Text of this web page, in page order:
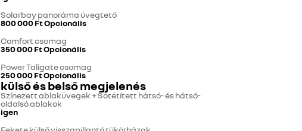
Solarbay panoráma üvegtető
800 000 FtOpcionális
Comfort csomag
350 000 FtOpcionális
Power Taligate csomag
250 000 FtOpcionális
külső és belső megjelenés
Színezett ablaküvegek + Sötétített hátsó- és hátsó-
oldalsó ablakok
igen